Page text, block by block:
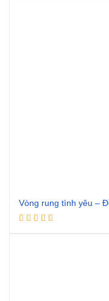
Vòng rung tình yêu –